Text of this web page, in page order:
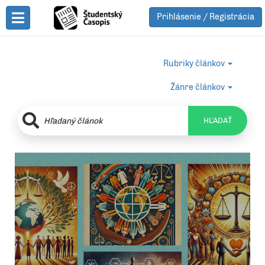
Toggle Menu
Prihlásenie / Registrácia
Rubriky článkov
Žánre článkov
HĽADAŤ